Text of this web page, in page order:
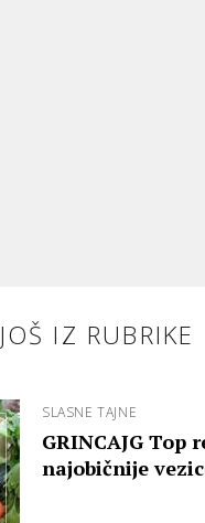
JOŠ IZ RUBRIKE
SLASNE TAJNE
GRINCAJG Top
najobičnije